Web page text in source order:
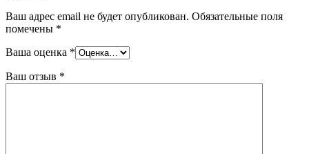
Ваш адрес email не будет опубликован. Обязательные поля
помечены *
Ваша оценка *
Ваш отзыв *